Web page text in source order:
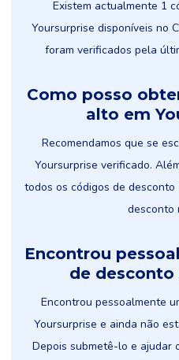
Existem actualmente 1
Yoursurprise disponíveis no
foram verificados pela
Como posso
alto em
Recomendamos que se
Yoursurprise verificado.
todos os códigos de
desconto
Encontrou
de desconto
Encontrou pessoalmente
Yoursurprise e ainda não
Depois submetê-lo e ajudar